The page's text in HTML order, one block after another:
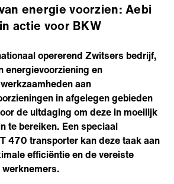
energie voorzien: Aebi
actie voor BKW
opererend Zwitsers bedrijf,
energievoorziening en
aan
in afgelegen gebieden
de uitdaging om deze in moeilijk
te bereiken. Een speciaal
470 transporter kan deze taak aan
efficiëntie en de vereiste